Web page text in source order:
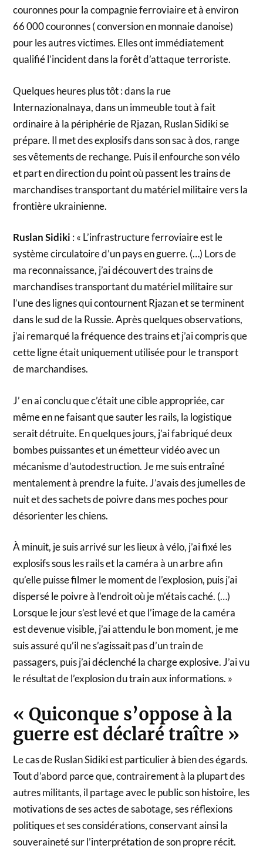
couronnes pour la compagnie ferroviaire et à environ
66 000 couronnes ( conversion en monnaie danoise)
pour les autres victimes. Elles ont immédiatement
qualifié l’incident dans la forêt d’attaque terroriste.
Quelques heures plus tôt : dans la rue
Internazionalnaya, dans un immeuble tout à fait
ordinaire à la périphérie de Rjazan, Ruslan Sidiki se
prépare. Il met des explosifs dans son sac à dos, range
ses vêtements de rechange. Puis il enfourche son vélo
et part en direction du point où passent les trains de
marchandises transportant du matériel militaire vers la
frontière ukrainienne.
Ruslan Sidiki : « L’infrastructure ferroviaire est le
système circulatoire d’un pays en guerre. (…) Lors de
ma reconnaissance, j’ai découvert des trains de
marchandises transportant du matériel militaire sur
l’une des lignes qui contournent Rjazan et se terminent
dans le sud de la Russie. Après quelques observations,
j’ai remarqué la fréquence des trains et j’ai compris que
cette ligne était uniquement utilisée pour le transport
de marchandises.
J’ en ai conclu que c’était une cible appropriée, car
même en ne faisant que sauter les rails, la logistique
serait détruite. En quelques jours, j’ai fabriqué deux
bombes puissantes et un émetteur vidéo avec un
mécanisme d’autodestruction. Je me suis entraîné
mentalement à prendre la fuite. J’avais des jumelles de
nuit et des sachets de poivre dans mes poches pour
désorienter les chiens.
À minuit, je suis arrivé sur les lieux à vélo, j’ai fixé les
explosifs sous les rails et la caméra à un arbre afin
qu’elle puisse filmer le moment de l’explosion, puis j’ai
dispersé le poivre à l’endroit où je m’étais caché. (…)
Lorsque le jour s’est levé et que l’image de la caméra
est devenue visible, j’ai attendu le bon moment, je me
suis assuré qu’il ne s’agissait pas d’un train de
passagers, puis j’ai déclenché la charge explosive. J’ai vu
le résultat de l’explosion du train aux informations. »
« Quiconque s’oppose à la
guerre est déclaré traître »
Le cas de Ruslan Sidiki est particulier à bien des égards.
Tout d’abord parce que, contrairement à la plupart des
autres militants, il partage avec le public son histoire, les
motivations de ses actes de sabotage, ses réflexions
politiques et ses considérations, conservant ainsi la
souveraineté sur l’interprétation de son propre récit.